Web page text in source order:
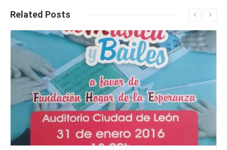
Related Posts
Seguir leyendo